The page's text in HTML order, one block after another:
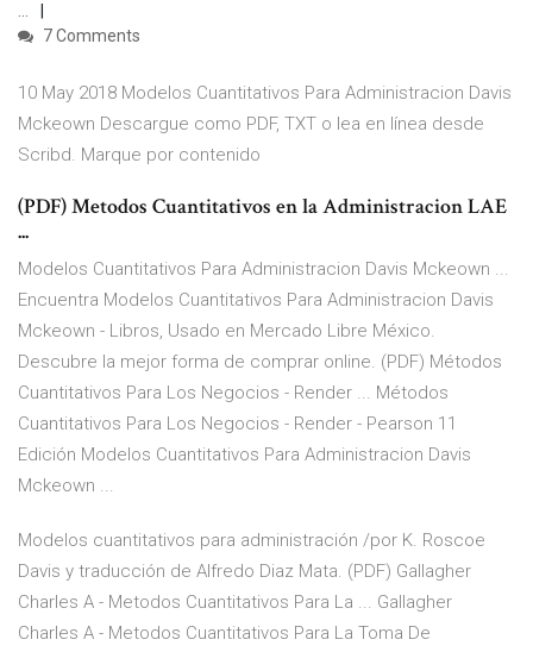
...
7 Comments
10 May 2018 Modelos Cuantitativos Para Administracion Davis
Mckeown Descargue como PDF, TXT o lea en línea desde
Scribd. Marque por contenido
(PDF) Metodos Cuantitativos en la Administracion LAE
...
Modelos Cuantitativos Para Administracion Davis Mckeown ...
Encuentra Modelos Cuantitativos Para Administracion Davis
Mckeown - Libros, Usado en Mercado Libre México.
Descubre la mejor forma de comprar online. (PDF) Métodos
Cuantitativos Para Los Negocios - Render ... Métodos
Cuantitativos Para Los Negocios - Render - Pearson 11
Edición Modelos Cuantitativos Para Administracion Davis
Mckeown ...
Modelos cuantitativos para administración /por K. Roscoe
Davis y traducción de Alfredo Diaz Mata. (PDF) Gallagher
Charles A - Metodos Cuantitativos Para La ... Gallagher
Charles A - Metodos Cuantitativos Para La Toma De